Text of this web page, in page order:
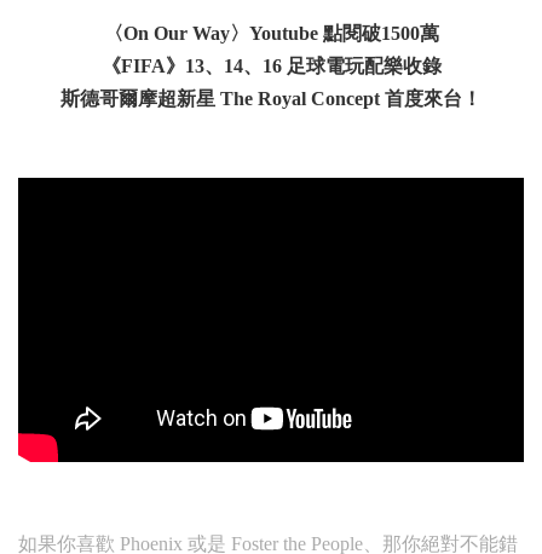
〈On Our Way〉Youtube 點閱破1500萬
《FIFA》13、14、16 足球電玩配樂收錄
斯德哥爾摩超新星 The Royal Concept 首度來台！
如果你喜歡 Phoenix 或是 Foster the People、那你絕對不能錯